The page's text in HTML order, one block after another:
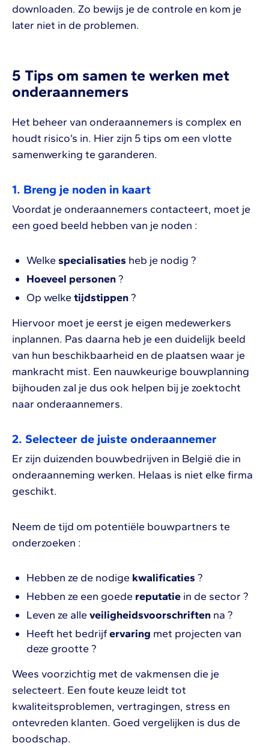
downloaden. Zo bewijs je de controle en kom je
later niet in de problemen.
5 Tips om samen te werken met
onderaannemers
Het beheer van onderaannemers is complex en
houdt risico’s in. Hier zijn 5 tips om een vlotte
samenwerking te garanderen.
1. Breng je noden in kaart
Voordat je onderaannemers contacteert, moet je
een goed beeld hebben van je noden :
Welke specialisaties heb je nodig ?
Hoeveel personen?
Op welke tijdstippen?
Hiervoor moet je eerst je eigen medewerkers
inplannen. Pas daarna heb je een duidelijk beeld
van hun beschikbaarheid en de plaatsen waar je
mankracht mist. Een nauwkeurige bouwplanning
bijhouden zal je dus ook helpen bij je zoektocht
naar onderaannemers.
2. Selecteer de juiste onderaannemer
Er zijn duizenden bouwbedrijven in België die in
onderaanneming werken. Helaas is niet elke firma
geschikt.
Neem de tijd om potentiële bouwpartners te
onderzoeken :
Hebben ze de nodige kwalificaties ?
Hebben ze een goede reputatie in de sector ?
Leven ze alle veiligheidsvoorschriften na ?
Heeft het bedrijfervaring met projecten van
deze grootte ?
Wees voorzichtig met de vakmensen die je
selecteert. Een foute keuze leidt tot
kwaliteitsproblemen, vertragingen, stress en
ontevreden klanten. Goed vergelijken is dus de
boodschap.